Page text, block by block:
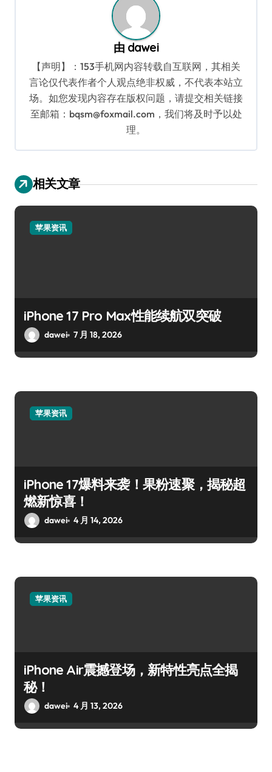
由 dawei
【声明】：153手机网内容转载自互联网，其相关
言论仅代表作者个人观点绝非权威，不代表本站立
场。如您发现内容存在版权问题，请提交相关链接
至邮箱：bqsm@foxmail.com，我们将及时予以处
理。
相关文章
苹果资讯
iPhone 17 Pro Max性能续航双突破
dawei 7 月 18, 2026
苹果资讯
iPhone 17爆料来袭！果粉速聚，揭秘超
燃新惊喜！
dawei 4 月 14, 2026
苹果资讯
iPhone Air震撼登场，新特性亮点全揭
秘！
dawei 4 月 13, 2026